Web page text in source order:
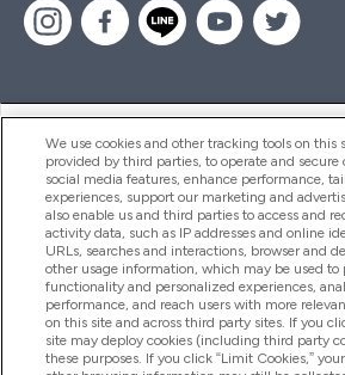
ヘルプ＆ガイド
商品について
会社概要
We use cookies and other tracking tools on this
provided by third parties, to operate and secure
social media features, enhance performance,
experiences, support our marketing and
also enable us and third parties to access and
activity data, such as IP addresses and online
URLs, searches and interactions, browser and
other usage information, which may be used to
functionality and personalized experiences,
performance, and reach users with more
on this site and across third party sites. If you
site may deploy cookies (including third party
these purposes. If you click “Limit Cookies,”